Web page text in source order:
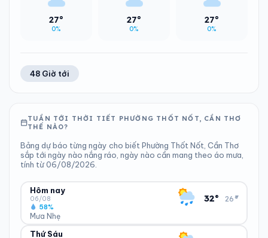
27°
0%
27°
0%
27°
0%
48 Giờ tới
TUẦN TỚI THỜI TIẾT PHƯỜNG THỐT NỐT, CẦN THƠ
THẾ NÀO?
Bảng dự báo từng ngày cho biết Phường Thốt Nốt, Cần Thơ
sắp tới ngày nào nắng ráo, ngày nào cần mang theo áo mưa,
tính từ 06/08/2026.
Hôm nay
06/08
Mưa Nhẹ
58%
32° 26°
▾
ĐỘ ẨM
Thứ Sáu